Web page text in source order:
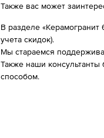
Также вас может
В разделе «Керамогранит
учета скидок).
Мы стараемся
Также наши
способом.